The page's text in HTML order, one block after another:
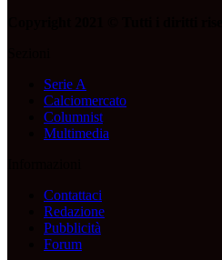
Serie A
Calciomercato
Columnist
Multimedia
Contattaci
Redazione
Pubblicità
Forum